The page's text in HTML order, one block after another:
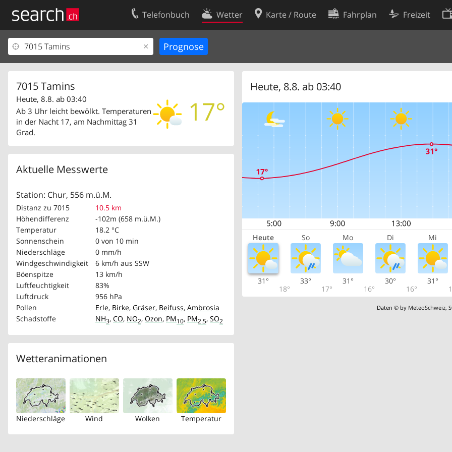
Telefonbuch Wetter Karte / Route Fahrplan Freizeit
7015 Tamins
17°
Heute, 8.8. ab 03:40
Ab 3 Uhr leicht bewölkt. Temperaturen
in der Nacht 17, am Nachmittag 31
Grad.
Aktuelle Messwerte
Station: Chur, 556 m.ü.M.
Distanz zu 7015
10.5 km
Höhendifferenz
-102m (658 m.ü.M.)
Temperatur
18.2 °C
Sonnenschein
0 von 10 min
Niederschläge
0 mm/h
Windgeschwindigkeit
6 km/h aus SSW
Böenspitze
13 km/h
Luftfeuchtigkeit
83%
Luftdruck
956 hPa
Pollen
Erle, Birke, Gräser, Beifuss, Ambrosia
Schadstoffe
NH3, CO, NO2, Ozon, PM10, PM2.5, SO2
Wetteranimationen
Niederschläge Wind Wolken Temperatur
Heute, 8.8. ab 03:40
Heute So Mo Di Mi
31°
18°
33°
17°
31°
16°
30°
16°
31°
Daten © by MeteoSchweiz,
Ihr Eintrag
Kundencenter Geschäftskunden
Kontakt
Nutzungsbedingungen
Cookie-Einstellungen